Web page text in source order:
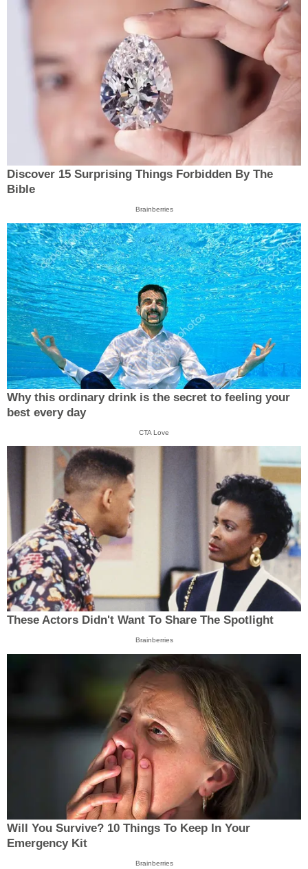
Discover 15 Surprising Things Forbidden By The
Bible
Brainberries
Why this ordinary drink is the secret to feeling your
best every day
CTA Love
These Actors Didn't Want To Share The Spotlight
Brainberries
Will You Survive? 10 Things To Keep In Your
Emergency Kit
Brainberries